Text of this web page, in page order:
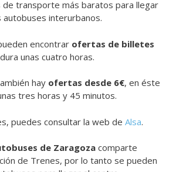
de transporte más baratos para llegar
autobuses interurbanos.
encontrar ofertas de billetes
unas cuatro horas.
hay ofertas desde 6€, en éste
tres horas y 45 minutos.
puedes consultar la web de Alsa.
de Zaragoza comparte
de Trenes, por lo tanto se pueden